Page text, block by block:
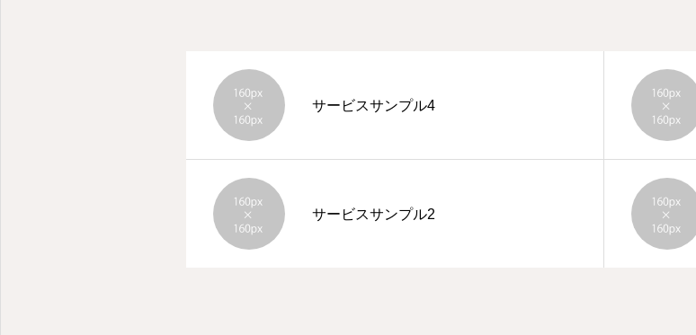
サービスサンプル4
サービスサンプル2